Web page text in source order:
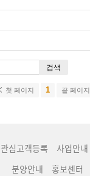
검색
첫 페이지 1 끝 페이지
관심고객등록 사업안내
분양안내
홍보센터